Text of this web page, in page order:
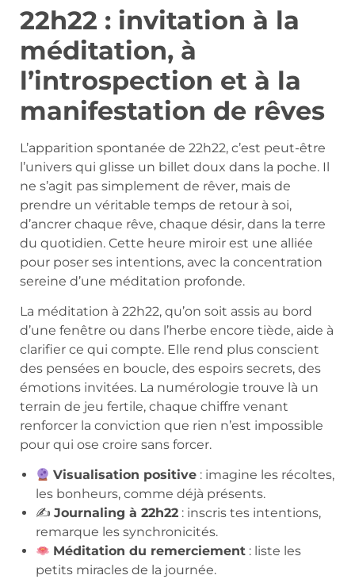
22h22 : invitation à la
méditation, à
l’introspection et à la
manifestation de rêves
L’apparition spontanée de 22h22, c’est peut-être
l’univers qui glisse un billet doux dans la poche. Il
ne s’agit pas simplement de rêver, mais de
prendre un véritable temps de retour à soi,
d’ancrer chaque rêve, chaque désir, dans la terre
du quotidien. Cette heure miroir est une alliée
pour poser ses intentions, avec la concentration
sereine d’une méditation profonde.
La méditation à 22h22, qu’on soit assis au bord
d’une fenêtre ou dans l’herbe encore tiède, aide à
clarifier ce qui compte. Elle rend plus conscient
des pensées en boucle, des espoirs secrets, des
émotions invitées. La numérologie trouve là un
terrain de jeu fertile, chaque chiffre venant
renforcer la conviction que rien n’est impossible
pour qui ose croire sans forcer.
Visualisation positive : imagine les récoltes,
les bonheurs, comme déjà présents.
✍️ Journaling à 22h22 : inscris tes intentions,
remarque les synchronicités.
Méditation du remerciement : liste les
petits miracles de la journée.